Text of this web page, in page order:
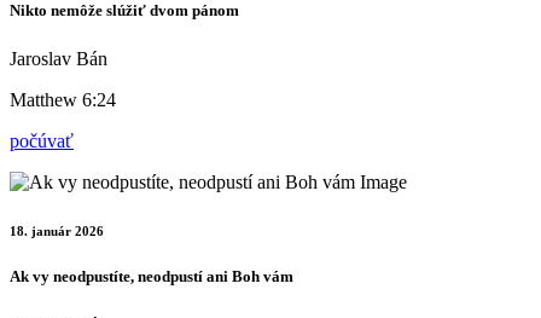
Nikto nemôže slúžiť dvom pánom
Jaroslav Bán
Matthew 6:24
počúvať
18. január 2026
Ak vy neodpustíte, neodpustí ani Boh vám